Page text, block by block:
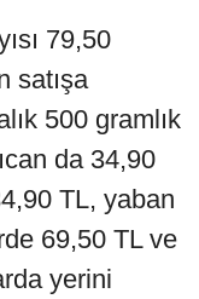
79,50
satışa
500 gramlık
da 34,90
TL, yaban
69,50 TL ve
yerini